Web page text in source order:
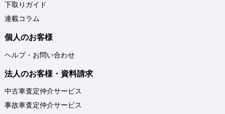
下取りガイド
連載コラム
個人のお客様
ヘルプ・お問い合わせ
法人のお客様・資料請求
中古車査定仲介サービス
事故車査定仲介サービス